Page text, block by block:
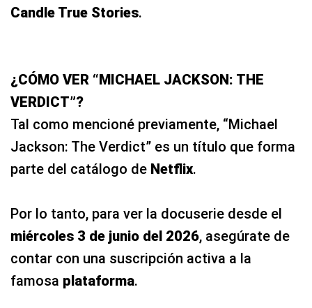
Candle True Stories.
¿CÓMO VER “MICHAEL JACKSON: THE
VERDICT”?
Tal como mencioné previamente, “Michael
Jackson: The Verdict” es un título que forma
parte del catálogo de Netflix.
Por lo tanto, para ver la docuserie desde el
miércoles 3 de junio del 2026, asegúrate de
contar con una suscripción activa a la
famosa plataforma.